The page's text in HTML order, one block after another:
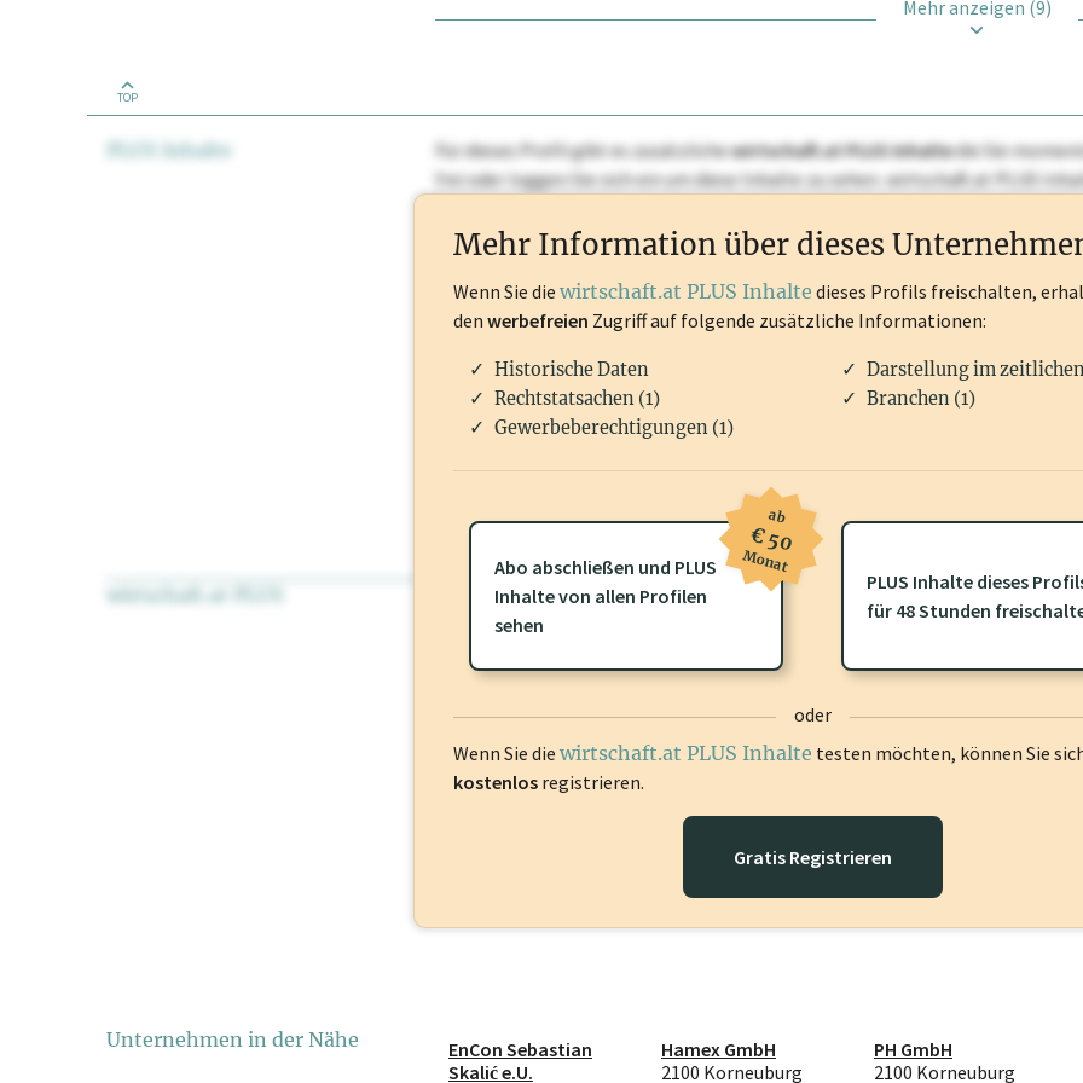
Mehr anzeigen (9)
TOP
PLUS Inhalte Für dieses Profil gibt es zusätzlichewirtschaft.at PLUS Inhaltedie Sie
frei oder loggen Sie sich ein um diese Inhalte zu sehen. wirtschaft.at PLUS
wirtschaft.at PLUS Für dieses Profil gibt es zusätzliche wirtschaft.at PLUS Inhaltedie Sie
frei oder loggen Sie sich ein um diese Inhalte zu sehen.
Mehr Information über dieses
Wenn Sie die wirtschaft.at PLUS Inhalte dieses Profils freischalten,
den werbefreien Zugriff auf folgende zusätzliche Informationen:
Historische Daten
Darstellung im
Rechtstatsachen (1)
Branchen (1)
Gewerbeberechtigungen (1)
Abo abschließen und PLUS
Inhalte von allen Profilen
sehen
ab
€ 50
Monat
PLUS Inhalte dieses
für 48 Stunden
oder
Wenn Sie die wirtschaft.at PLUS Inhalte testen möchten, können Sie
kostenlos registrieren.
Gratis Registrieren
Unternehmen in der Nähe
EnCon Sebastian
Skalić e.U.
Hamex GmbH
2100 Korneuburg
PH GmbH
2100 Korneuburg